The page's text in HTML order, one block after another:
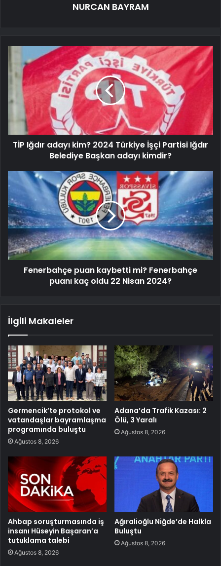
NURCAN BAYRAM
TİP Iğdır adayı kim? 2024 Türkiye İşçi Partisi Iğdır
Belediye Başkan adayı kimdir?
Fenerbahçe puan kaybetti mi? Fenerbahçe
puanı kaç oldu 22 Nisan 2024?
İlgili Makaleler
Germencik’te protokol ve
vatandaşlar bayramlaşma
programında buluştu
Ağustos 8, 2026
Adana’da Trafik Kazası: 2
Ölü, 3 Yaralı
Ağustos 8, 2026
Ahbap soruşturmasında iş
insanı Hüseyin Başaran’a
tutuklama talebi
Ağustos 8, 2026
Ağıralioğlu Niğde’de Halkla
Buluştu
Ağustos 8, 2026